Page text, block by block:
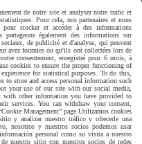
de notre site et analyser notre trafic et
Pour cela, nos partenaires et nous
stocker et accéder à des informations
également des informations sur
de publicité et d'analyse, qui peuvent
avez fournies ou qu'ils ont collectées lors de
consentement, enregistré pour 6 mois, à
cookies to ensure the proper functioning of
for statistical purposes. To do this,
to store and access personal information such
your use of our site with our social media,
with other information you have provided to
services. You can withdraw your consent,
Management” page. Utilizamos cookies
y analizar nuestro tráfico y ofrecerle una
nosotros y nuestros socios podemos usar
personal como su visita a nuestro
nuestro sitio con nuestros socios de redes